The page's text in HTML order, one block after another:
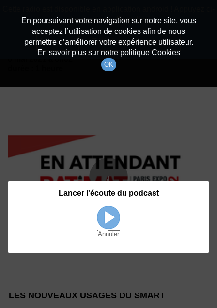
Détails De L'épisode
à 8h02
LES NOUVEAUX USAGES DU SMART
En poursuivant votre navigation sur notre site, vous
acceptez l’utilisation de cookies afin de nous
permettre d’améliorer votre expérience utilisateur.
En savoir plus sur notre politique Cookies
OK
dessous pour l'installer.
Non merci Télécharger l'application
Lancer l'écoute du podcast
Annuler